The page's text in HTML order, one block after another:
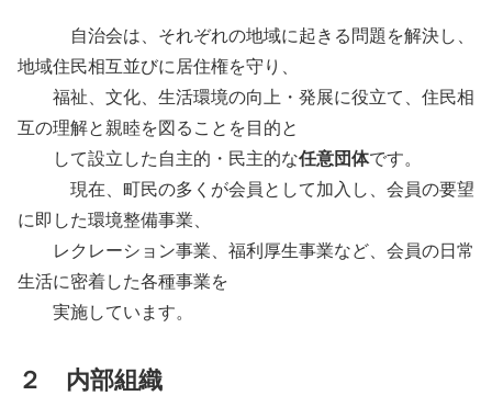
自治会は、それぞれの地域に起きる問題を解決し、
地域住民相互並びに居住権を守り、
福祉、文化、生活環境の向上・発展に役立て、住民相
互の理解と親睦を図ることを目的と
して設立した自主的・民主的な任意団体です。
現在、町民の多くが会員として加入し、会員の要望
に即した環境整備事業、
レクレーション事業、福利厚生事業など、会員の日常
生活に密着した各種事業を
実施しています。
２ 内部組織